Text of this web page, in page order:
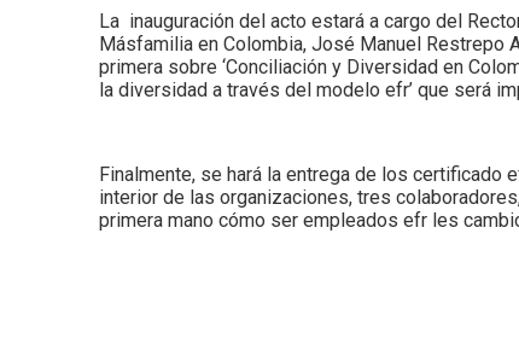
La inauguración del acto estará a cargo del
Másfamilia en Colombia, José Manuel Restrepo
primera sobre ‘Conciliación y Diversidad en
la diversidad a través del modelo efr’ que será
Finalmente, se hará la entrega de los certificado
interior de las organizaciones, tres
primera mano cómo ser empleados efr les